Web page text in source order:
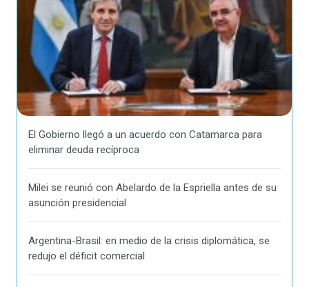
El Gobierno llegó a un acuerdo con Catamarca para
eliminar deuda recíproca
Milei se reunió con Abelardo de la Espriella antes de su
asunción presidencial
Argentina-Brasil: en medio de la crisis diplomática, se
redujo el déficit comercial